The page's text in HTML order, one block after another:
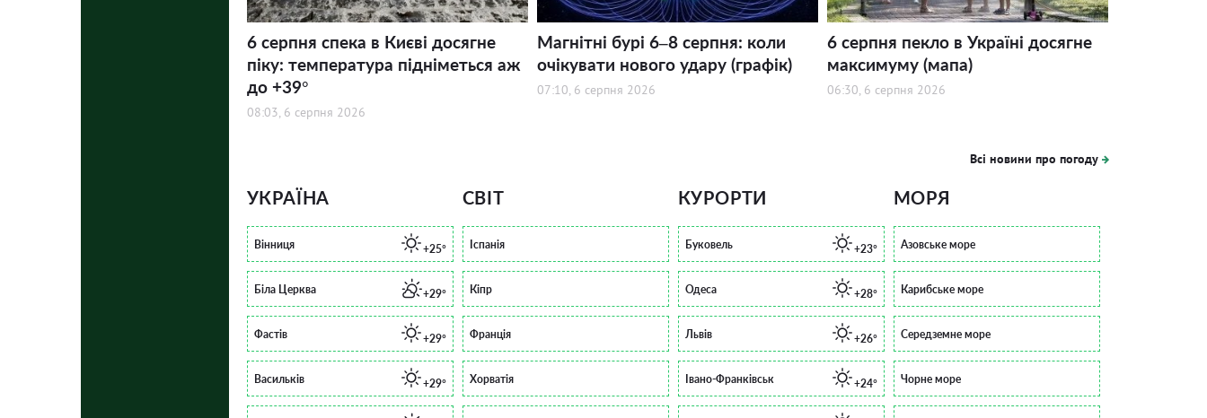
6 серпня спека в Києві досягне
піку: температура підніметься аж
до +39°
08:03, 6 серпня 2026
Магнітні бурі 6–8 серпня: коли
очікувати нового удару (графік)
07:10, 6 серпня 2026
6 серпня пекло в Україні досягне
максимуму (мапа)
06:30, 6 серпня 2026
Всі новини про погоду
УКРАЇНА
Вінниця +25°
Біла Церква +29°
Фастів +29°
Васильків +29°
СВІТ
Іспанія
Кіпр
Франція
Хорватія
КУРОРТИ
Буковель +23°
Одеса +28°
Львів +26°
Івано-Франківськ +24°
МОРЯ
Азовське море
Карибське море
Середземне море
Чорне море